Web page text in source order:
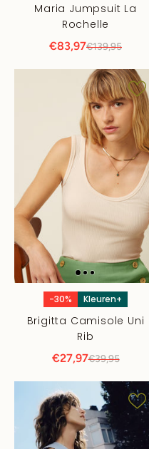
Maria Jumpsuit La
Rochelle
€83,97€139,95
-30% Kleuren+
Brigitta Camisole Uni
Rib
€27,97€39,95